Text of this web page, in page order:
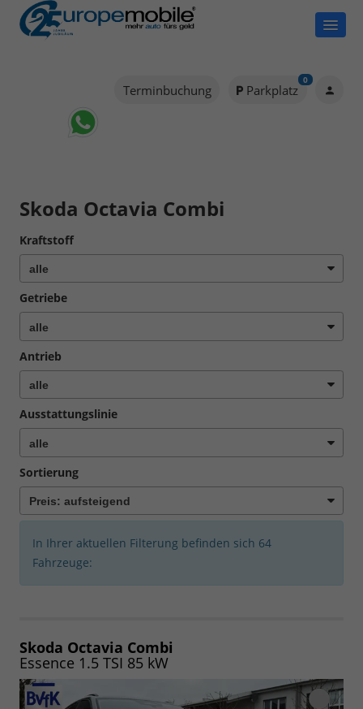
Terminbuchung Parkplatz
0
Skoda Octavia Combi
Kraftstoff
Getriebe
Antrieb
Ausstattungslinie
Sortierung
In Ihrer aktuellen Filterung befinden sich 64
Fahrzeuge:
Skoda Octavia Combi
Essence 1.5 TSI 85 kW